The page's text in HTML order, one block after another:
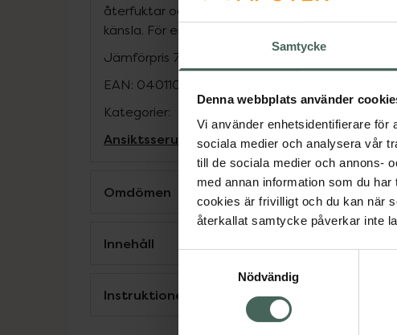
Samtycke
Denna webbplats använder
Vi använder enhetsidentifierare för
sociala medier och analysera vår
till de sociala medier och annons-
med annan information som du
cookies är frivilligt och du kan när
återkallat samtycke påverkar inte
Nödvändig
återfuktar och mjukgör huden. Huden fåren
känsla. För en uppfräschad och återfuktad hud.
Jämförpris 7580 kr
EAN: 04011061214974
Kategorier:
Ansiktsserum AnsiktsvårdHudvård
Omdömen
Innehåll
Instruktioner